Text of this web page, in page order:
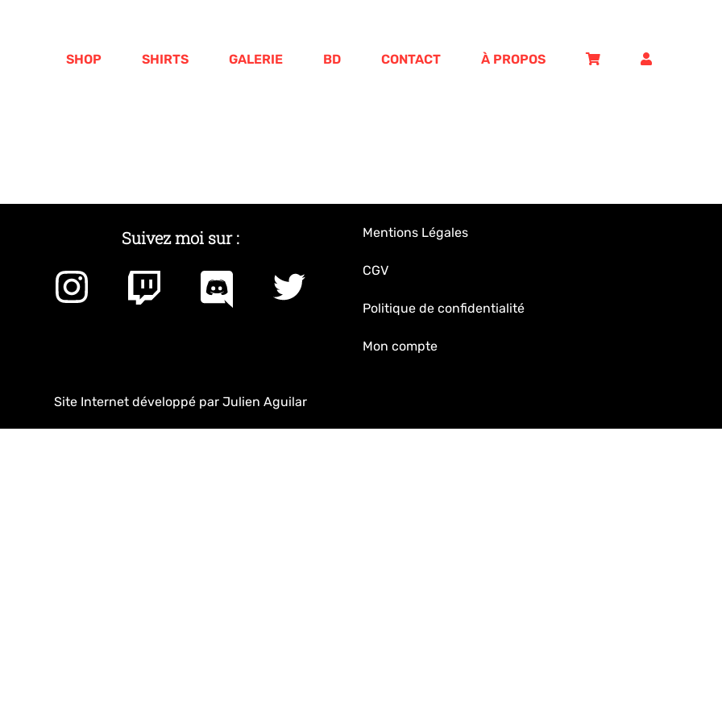
SHOP SHIRTS GALERIE BD CONTACT À PROPOS
Suivez moi sur : Mentions Légales
CGV
Politique de confidentialité
Mon compte
Site Internet développé par Julien Aguilar